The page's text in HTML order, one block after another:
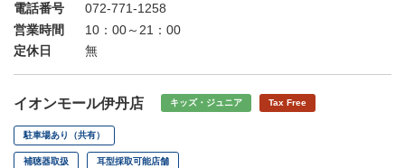
電話番号
072-771-1258
営業時間
10：00～21：00
定休日
無
イオンモール伊丹店 キッズ・ジュニア Tax Free
駐車場あり（共有）
補聴器取扱 耳型採取可能店舗